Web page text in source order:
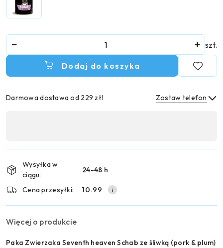
szt.
Dodaj do koszyka
Darmowa dostawa od 229 zł! Zostaw telefon
płatność
dostawa
Wysyłka w
ciągu:
24-48 h
Cena przesyłki: 10.99
Więcej o produkcie
Paka Zwierzaka Seventh heaven Schab ze śliwką (pork & plum)